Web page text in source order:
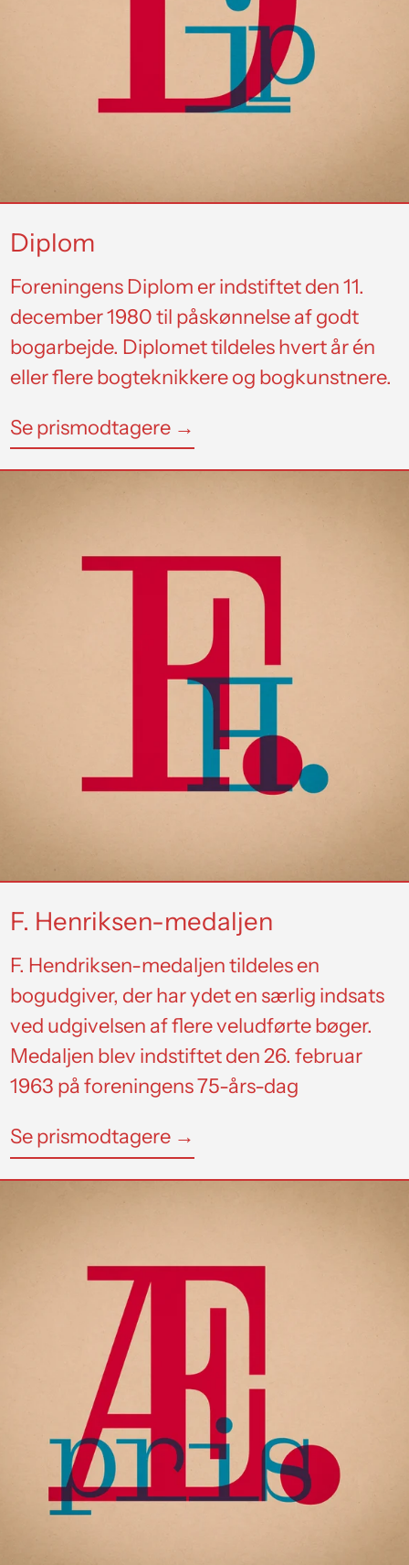
Diplom
Foreningens Diplom er indstiftet den 11.
december 1980 til påskønnelse af godt
bogarbejde. Diplomet tildeles hvert år én
eller flere bogteknikkere og bogkunstnere.
Se prismodtagere →
F. Henriksen-medaljen
F. Hendriksen-medaljen tildeles en
bogudgiver, der har ydet en særlig indsats
ved udgivelsen af flere veludførte bøger. ​
Medaljen blev indstiftet den 26. februar
1963 på foreningens 75-års-dag
Se prismodtagere →